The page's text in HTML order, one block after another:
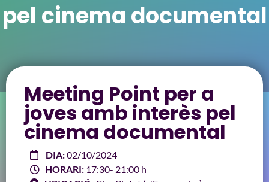
pel cinema documental
Meeting Point per a
joves amb interès pel
cinema documental
DIA:02/10/2024
HORARI: 17:30- 21:00 h